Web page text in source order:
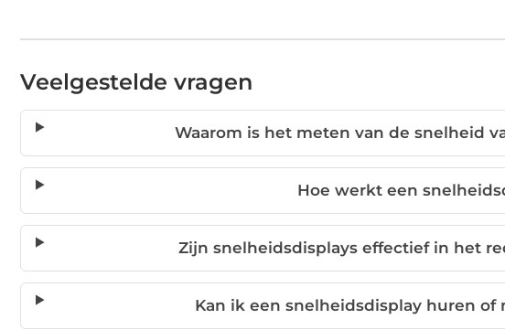
Veelgestelde vragen
Waarom is het meten van de snelheid
Hoe werkt een
Zijn snelheidsdisplays effectief in het
Kan ik een snelheidsdisplay huren of